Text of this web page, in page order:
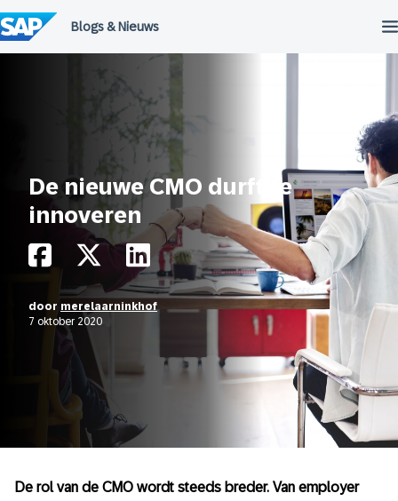
naar
de
inhoud
De nieuwe CMO durft te
innoveren
door merelaarninkhof
7 oktober 2020
De rol van de CMO wordt steeds breder. Van employer